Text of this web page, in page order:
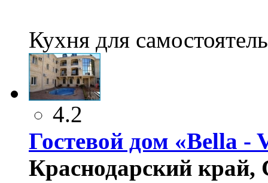
Кухня для
4.2
Гостевой дом «Bella -
Краснодарский